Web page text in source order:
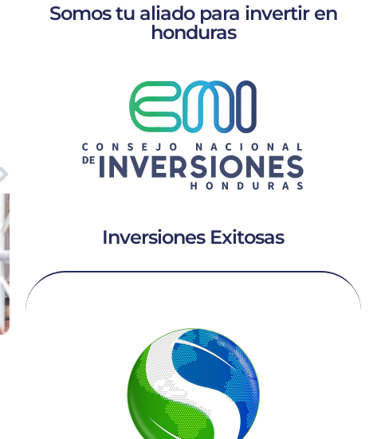
Somos tu aliado para invertir en
honduras
Inversiones Exitosas